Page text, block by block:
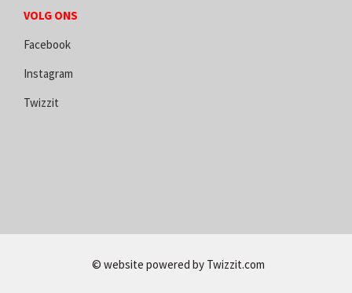
VOLG ONS
Facebook
Instagram
Twizzit
© website powered by Twizzit.com